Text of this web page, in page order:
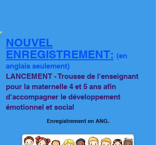
NOUVEL
ENREGISTREMENT: (en
anglais seulement)​
LANCEMENT - Trousse de l'enseignant
pour la maternelle 4 et 5 ans afin
d'accompagner le développement
émotionnel et social
Enregistrement en ANG.